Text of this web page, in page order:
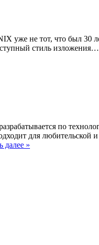
уже не тот, что был 30
стиль изложения…
по
для любительской
далее »